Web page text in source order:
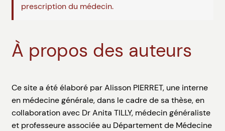
prescription du médecin.
À propos des auteurs
Ce site a été élaboré par Alisson PIERRET, une interne
en médecine générale, dans le cadre de sa thèse, en
collaboration avec Dr Anita TILLY, médecin généraliste
et professeure associée au Département de Médecine